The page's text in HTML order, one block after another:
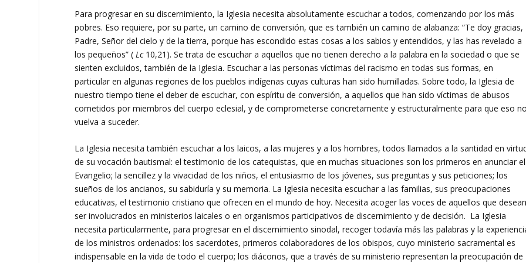
Para progresar en su discernimiento, la Iglesia necesita absolutamente escuchar a todos, comenzando por los más
pobres. Eso requiere, por su parte, un camino de conversión, que es también un camino de alabanza: “Te doy gracias,
Padre, Señor del cielo y de la tierra, porque has escondido estas cosas a los sabios y entendidos, y las has revelado a
los pequeños” (Lc 10,21). Se trata de escuchar a aquellos que no tienen derecho a la palabra en la sociedad o que se
sienten excluidos, también de la Iglesia. Escuchar a las personas víctimas del racismo en todas sus formas, en
particular en algunas regiones de los pueblos indígenas cuyas culturas han sido humilladas. Sobre todo, la Iglesia de
nuestro tiempo tiene el deber de escuchar, con espíritu de conversión, a aquellos que han sido víctimas de abusos
cometidos por miembros del cuerpo eclesial, y de comprometerse concretamente y estructuralmente para que eso no
vuelva a suceder.
La Iglesia necesita también escuchar a los laicos, a las mujeres y a los hombres, todos llamados a la santidad en
de su vocación bautismal: el testimonio de los catequistas, que en muchas situaciones son los primeros en anunciar el
Evangelio; la sencillez y la vivacidad de los niños, el entusiasmo de los jóvenes, sus preguntas y sus peticiones; los
sueños de los ancianos, su sabiduría y su memoria. La Iglesia necesita escuchar a las familias, sus preocupaciones
educativas, el testimonio cristiano que ofrecen en el mundo de hoy. Necesita acoger las voces de aquellos que desean
ser involucrados en ministerios laicales o en organismos participativos de discernimiento y de decisión. La Iglesia
necesita particularmente, para progresar en el discernimiento sinodal, recoger todavía más las palabras y la
de los ministros ordenados: los sacerdotes, primeros colaboradores de los obispos, cuyo ministerio sacramental es
indispensable en la vida de todo el cuerpo; los diáconos, que a través de su ministerio representan la preocupación de